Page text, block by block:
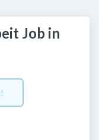
Job in